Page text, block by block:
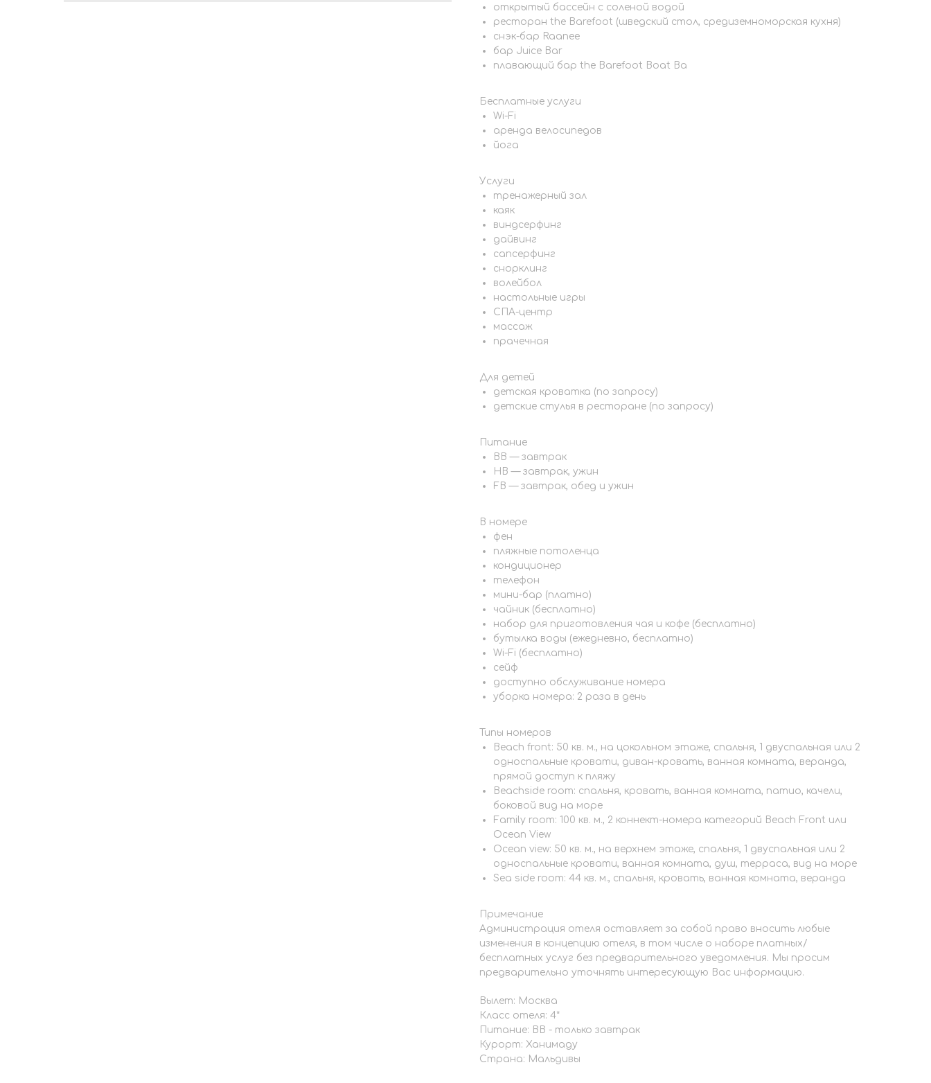
открытый бассейн с соленой водой
ресторан the Barefoot (шведский стол, средиземноморская кухня)
снэк-бар Raanee
бар Juice Bar
плавающий бар the Barefoot Boat Ba
Бесплатные услуги
Wi-Fi
аренда велосипедов
йога
Услуги
тренажерный зал
каяк
виндсерфинг
дайвинг
сапсерфинг
снорклинг
волейбол
настольные игры
СПА-центр
массаж
прачечная
Для детей
детская кроватка (по запросу)
детские стулья в ресторане (по запросу)
Питание
BB — завтрак
HB — завтрак, ужин
FB — завтрак, обед и ужин
В номере
фен
пляжные потоленца
кондиционер
телефон
мини-бар (платно)
чайник (бесплатно)
набор для приготовления чая и кофе (бесплатно)
бутылка воды (ежедневно, бесплатно)
Wi-Fi (бесплатно)
сейф
доступно обслуживание номера
уборка номера: 2 раза в день
Типы номеров
Beach front: 50 кв. м., на цокольном этаже, спальня, 1 двуспальная или 2
односпальные кровати, диван-кровать, ванная комната, веранда,
прямой доступ к пляжу
Beachside room: спальня, кровать, ванная комната, патио, качели,
боковой вид на море
Family room: 100 кв. м., 2 коннект-номера категорий Beach Front или
Ocean View
Ocean view: 50 кв. м., на верхнем этаже, спальня, 1 двуспальная или 2
односпальные кровати, ванная комната, душ, терраса, вид на море
Sea side room: 44 кв. м., спальня, кровать, ванная комната, веранда
Примечание
Администрация отеля оставляет за собой право вносить любые
изменения в концепцию отеля, в том числе о наборе платных/
бесплатных услуг без предварительного уведомления. Мы просим
предварительно уточнять интересующую Вас информацию.
Вылет: Москва
Класс отеля: 4*
Питание: BB - только завтрак
Курорт: Ханимаду
Страна: Мальдивы